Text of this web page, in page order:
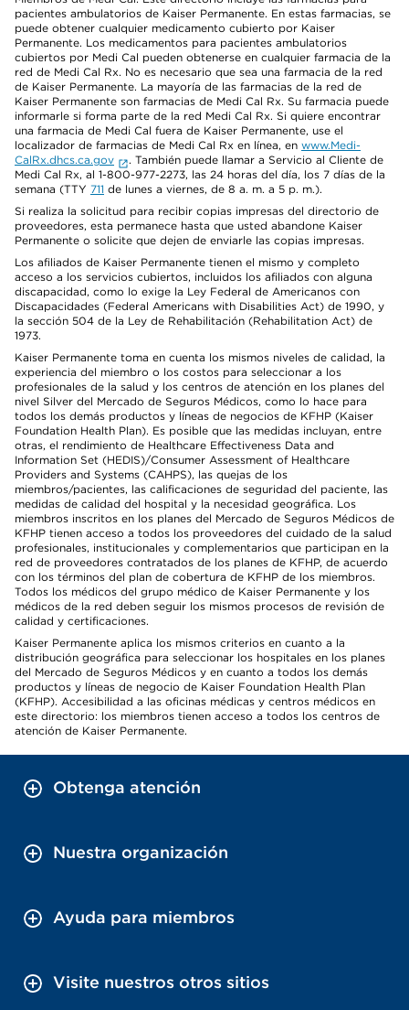
pacientes ambulatorios de Kaiser Permanente. En estas farmacias, se
puede obtener cualquier medicamento cubierto por Kaiser
Permanente. Los medicamentos para pacientes ambulatorios
cubiertos por Medi Cal pueden obtenerse en cualquier farmacia de la
red de Medi Cal Rx. No es necesario que sea una farmacia de la red
de Kaiser Permanente. La mayoría de las farmacias de la red de
Kaiser Permanente son farmacias de Medi Cal Rx. Su farmacia puede
informarle si forma parte de la red Medi Cal Rx. Si quiere encontrar
una farmacia de Medi Cal fuera de Kaiser Permanente, use el
localizador de farmacias de Medi Cal Rx en línea, en www.Medi-
CalRx.dhcs.ca.gov
. También puede llamar a Servicio al Cliente de
Medi Cal Rx, al 1-800-977-2273, las 24 horas del día, los 7 días de la
semana (TTY 711 de lunes a viernes, de 8 a. m. a 5 p. m.).
Si realiza la solicitud para recibir copias impresas del directorio de
proveedores, esta permanece hasta que usted abandone Kaiser
Permanente o solicite que dejen de enviarle las copias impresas.
Los afiliados de Kaiser Permanente tienen el mismo y completo
acceso a los servicios cubiertos, incluidos los afiliados con alguna
discapacidad, como lo exige la Ley Federal de Americanos con
Discapacidades (Federal Americans with Disabilities Act) de 1990, y
la sección 504 de la Ley de Rehabilitación (Rehabilitation Act) de
1973.
Kaiser Permanente toma en cuenta los mismos niveles de calidad, la
experiencia del miembro o los costos para seleccionar a los
profesionales de la salud y los centros de atención en los planes del
nivel Silver del Mercado de Seguros Médicos, como lo hace para
todos los demás productos y líneas de negocios de KFHP (Kaiser
Foundation Health Plan). Es posible que las medidas incluyan, entre
otras, el rendimiento de Healthcare Effectiveness Data and
Information Set (HEDIS)/Consumer Assessment of Healthcare
Providers and Systems (CAHPS), las quejas de los
miembros/pacientes, las calificaciones de seguridad del paciente, las
medidas de calidad del hospital y la necesidad geográfica. Los
miembros inscritos en los planes del Mercado de Seguros Médicos de
KFHP tienen acceso a todos los proveedores del cuidado de la salud
profesionales, institucionales y complementarios que participan en la
red de proveedores contratados de los planes de KFHP, de acuerdo
con los términos del plan de cobertura de KFHP de los miembros.
Todos los médicos del grupo médico de Kaiser Permanente y los
médicos de la red deben seguir los mismos procesos de revisión de
calidad y certificaciones.
Kaiser Permanente aplica los mismos criterios en cuanto a la
distribución geográfica para seleccionar los hospitales en los planes
del Mercado de Seguros Médicos y en cuanto a todos los demás
productos y líneas de negocio de Kaiser Foundation Health Plan
(KFHP). Accesibilidad a las oficinas médicas y centros médicos en
este directorio: los miembros tienen acceso a todos los centros de
atención de Kaiser Permanente.
Obtenga atención
Nuestra organización
Ayuda para miembros
Visite nuestros otros sitios